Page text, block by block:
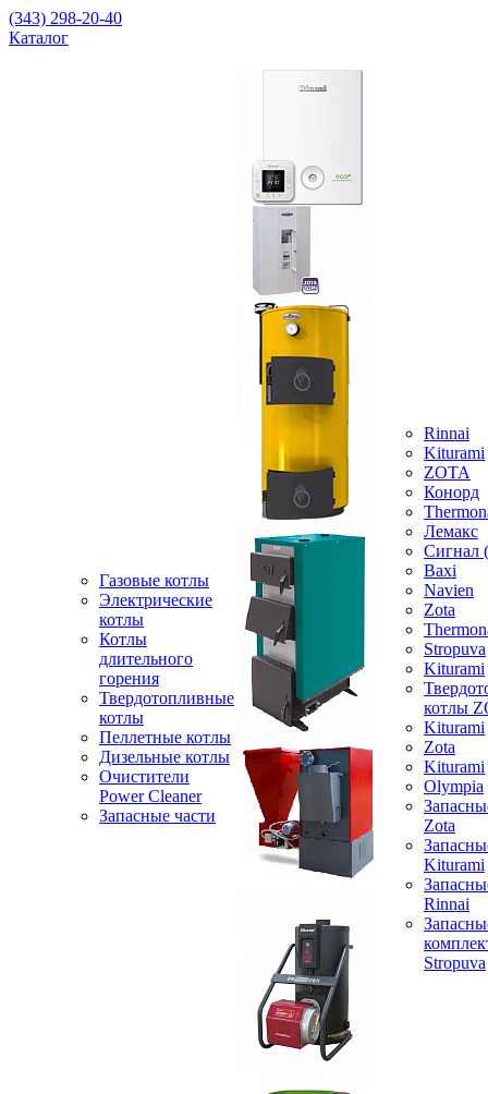
(343) 298-20-40
Каталог
Газовые котлы
Электрические
котлы
Котлы
длительного
горения
Твердотопливные
котлы
Пеллетные котлы
Дизельные котлы
Очистители
Power Cleaner
Запасные части
Rinnai
Kiturami
ZOTA
Конорд
Лемакс
Baxi
Navien
Zota
Stropuva
Kiturami
котлы
Kiturami
Zota
Kiturami
Olympia
Zota
Kiturami
Rinnai
Stropuva